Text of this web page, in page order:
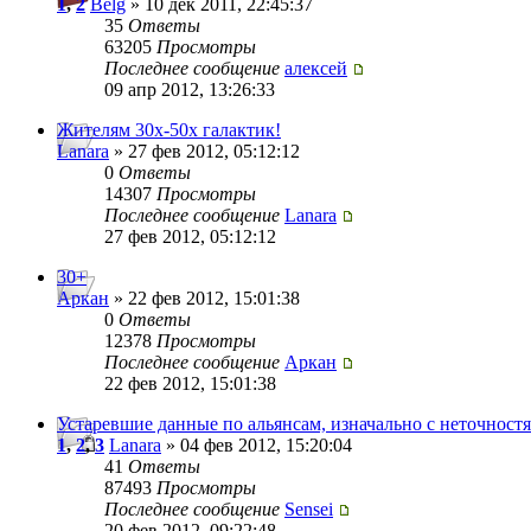
1,2 Belg » 10 дек 2011, 22:45:37
35 Ответы
63205 Просмотры
Последнее сообщение алексей
09 апр 2012, 13:26:33
Жителям 30х-50х галактик!
Lanara » 27 фев 2012, 05:12:12
0 Ответы
14307 Просмотры
Последнее сообщение Lanara
27 фев 2012, 05:12:12
30+
Аркан » 22 фев 2012, 15:01:38
0 Ответы
12378 Просмотры
Последнее сообщение Аркан
22 фев 2012, 15:01:38
Устаревшие данные по альянсам, изначально с
1,2,3 Lanara » 04 фев 2012, 15:20:04
41 Ответы
87493 Просмотры
Последнее сообщение Sensei